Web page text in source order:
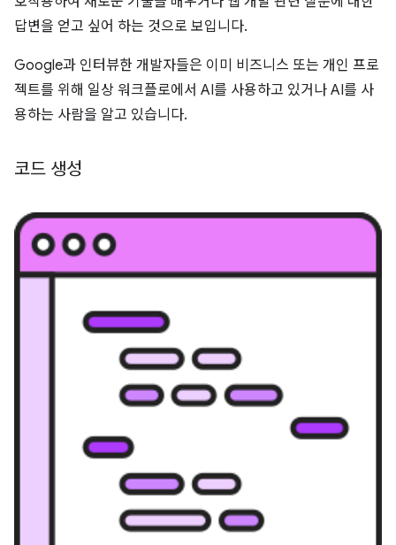
답변을 얻고 싶어 하는 것으로 보입니다.
Google과 인터뷰한 개발자들은 이미 비즈니스 또는 개인 프로
젝트를 위해 일상 워크플로에서 AI를 사용하고 있거나 AI를 사
용하는 사람을 알고 있습니다.
코드 생성